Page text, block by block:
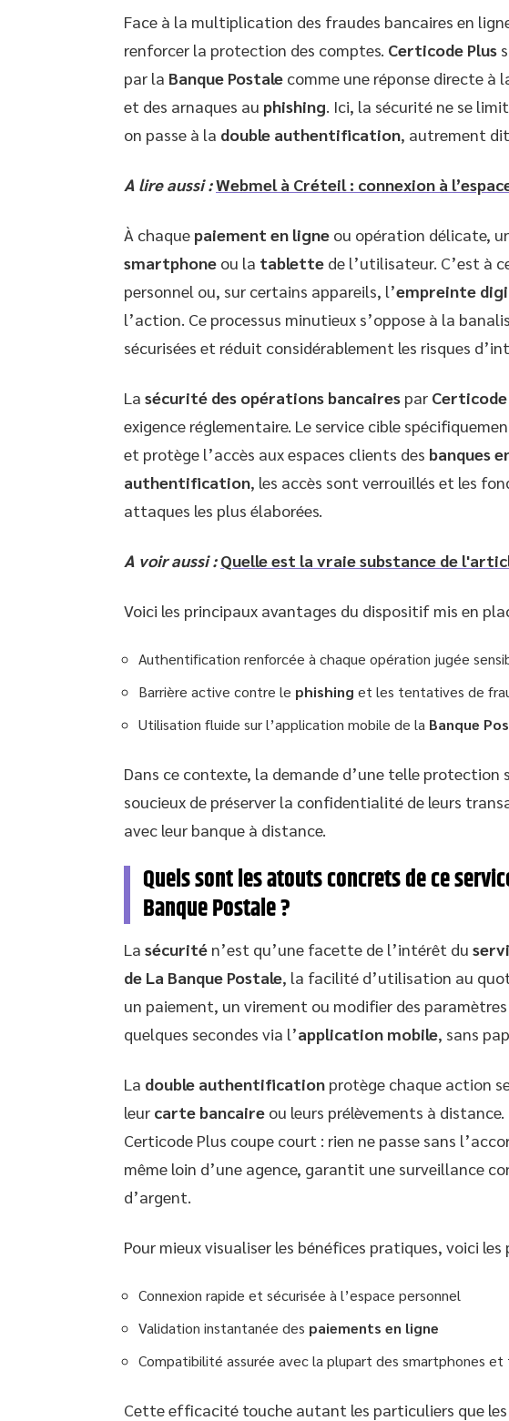
Face à la multiplication des fraudes bancaires en
renforcer la protection des comptes. Certicode Plus
par la Banque Postale comme une réponse directe à
et des arnaques au phishing . Ici, la sécurité ne se
on passe à la double authentification, autrement
A lire aussi :Webmel à Créteil : connexion à
À chaque paiement en ligne ou opération délicate,
smartphone ou la tablette de l’utilisateur. C’est à
personnel ou, sur certains appareils, l’empreinte
l’action. Ce processus minutieux s’oppose à la
sécurisées et réduit considérablement les risques
La sécurité des opérations bancaires par Certicode
exigence réglementaire. Le service cible
et protège l’accès aux espaces clients des banques
authentification, les accès sont verrouillés et les
attaques les plus élaborées.
A voir aussi : Quelle est la vraie substance de
Voici les principaux avantages du dispositif mis en
Authentification renforcée à chaque opération jugée
Barrière active contre le phishing et les tentatives de
Utilisation fluide sur l’application mobile de la Banque
Dans ce contexte, la demande d’une telle protection
soucieux de préserver la confidentialité de leurs
avec leur banque à distance.
Quels sont les atouts concrets de ce
Banque Postale ?
La sécurité n’est qu’une facette de l’intérêt du
de La Banque Postale, la facilité d’utilisation au
un paiement, un virement ou modifier des paramètres
quelques secondes via l’application mobile, sans
La double authentification protège chaque action
leur carte bancaire ou leurs prélèvements à
Certicode Plus coupe court : rien ne passe sans
même loin d’une agence, garantit une surveillance
d’argent.
Pour mieux visualiser les bénéfices pratiques, voici
Connexion rapide et sécurisée à l’espace personnel
Validation instantanée des paiements en ligne
Compatibilité assurée avec la plupart des smartphones
Cette efficacité touche autant les particuliers que les